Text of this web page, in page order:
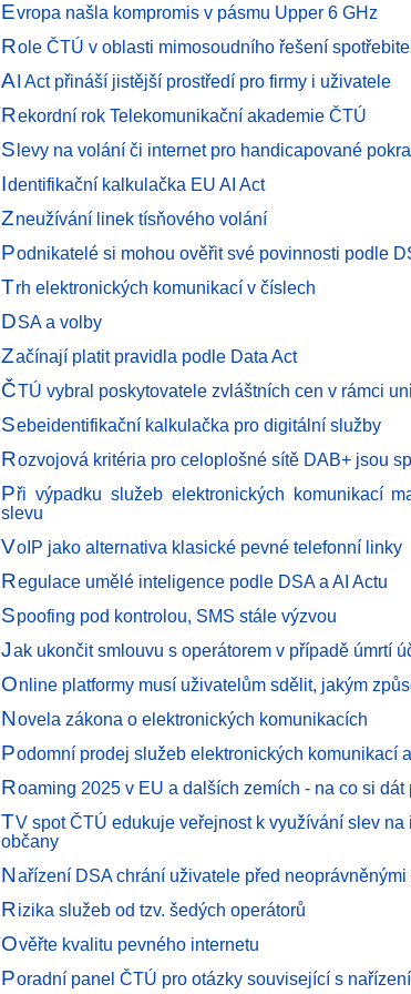
Evropa našla kompromis v pásmu Upper 6 GHz
Role ČTÚ v oblasti mimosoudního řešení
AI Act přináší jistější prostředí pro firmy i uživatele
Rekordní rok Telekomunikační akademie ČTÚ
Slevy na volání či internet pro handicapované
Identifikační kalkulačka EU AI Act
Zneužívání linek tísňového volání
Podnikatelé si mohou ověřit své povinnosti podle
Trh elektronických komunikací v číslech
DSA a volby
Začínají platit pravidla podle Data Act
ČTÚ vybral poskytovatele zvláštních cen v rámci
Sebeidentifikační kalkulačka pro digitální služby
Rozvojová kritéria pro celoplošné sítě DAB+ jsou
Při výpadku služeb elektronických komunikací
slevu
VoIP jako alternativa klasické pevné telefonní linky
Regulace umělé inteligence podle DSA a AI Actu
Spoofing pod kontrolou, SMS stále výzvou
Jak ukončit smlouvu s operátorem v případě úmrtí
Online platformy musí uživatelům sdělit, jakým
Novela zákona o elektronických komunikacích
Podomní prodej služeb elektronických komunikací
Roaming 2025 v EU a dalších zemích - na co si
TV spot ČTÚ edukuje veřejnost k využívání slev
občany
Nařízení DSA chrání uživatele před
Rizika služeb od tzv. šedých operátorů
Ověřte kvalitu pevného internetu
Poradní panel ČTÚ pro otázky související s